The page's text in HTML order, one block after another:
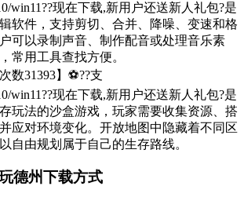
win11??现在下载,新用户还送新人礼包?是
软件，支持剪切、合并、降噪、变速和格
可以录制声音、制作配音或处理音乐素
常用工具查找方便。
数31393】⚽??支
win11??现在下载,新用户还送新人礼包?是
玩法的沙盒游戏，玩家需要收集资源、搭
应对环境变化。开放地图中隐藏着不同区
自由规划属于自己的生存路线。
德州下载方式